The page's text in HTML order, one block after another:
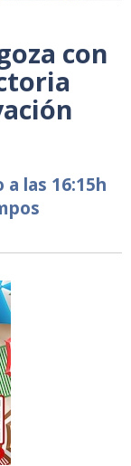
con
las 16:15h